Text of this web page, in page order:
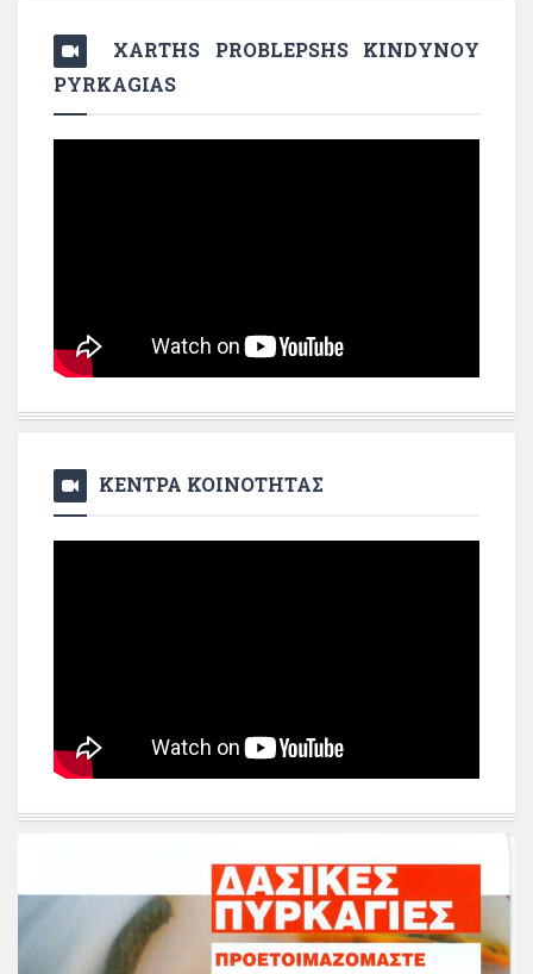
XARTHS PROBLEPSHS KINDYNOY
PYRKAGIAS
ΚΕΝΤΡΑ ΚΟΙΝΟΤΗΤΑΣ